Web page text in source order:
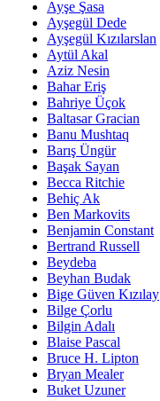
Ayşe Şasa
Ayşegül Dede
Ayşegül Kızılarslan
Aytül Akal
Aziz Nesin
Bahar Eriş
Bahriye Üçok
Baltasar Gracian
Banu Mushtaq
Barış Üngür
Başak Sayan
Becca Ritchie
Behiç Ak
Ben Markovits
Benjamin Constant
Bertrand Russell
Beydeba
Beyhan Budak
Bige Güven Kızılay
Bilge Çorlu
Bilgin Adalı
Blaise Pascal
Bruce H. Lipton
Bryan Mealer
Buket Uzuner